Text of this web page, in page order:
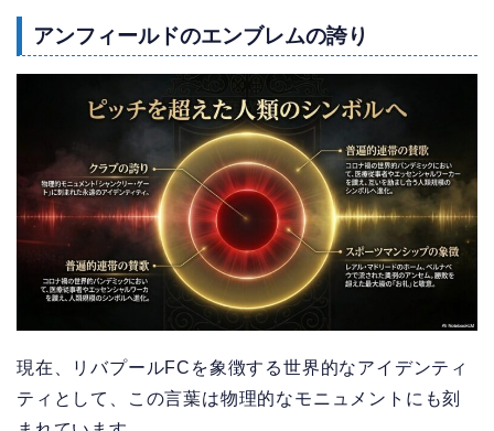
アンフィールドのエンブレムの誇り
現在、リバプールFCを象徴する世界的なアイデンティ
ティとして、この言葉は物理的なモニュメントにも刻